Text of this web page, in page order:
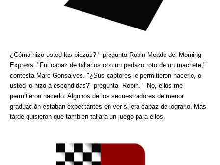
¿Cómo hizo usted las piezas? " pregunta Robin Meade del Morning
Express. "Fui capaz de tallarlos con un pedazo roto de un machete,"
contesta Marc Gonsalves. "¿Sus captores le permitieron hacerlo, o
usted lo hizo a escondidas?" pregunta Robin. " No, ellos me
permitieron hacerlo. Algunos de los secuestradores de menor
graduación estaban expectantes en ver si era capaz de lograrlo. Más
tarde quisieron que también tallara un juego para ellos.